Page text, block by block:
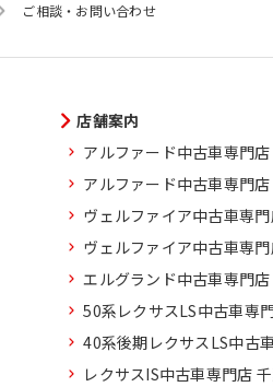
ご相談・お問い合わせ
店舗案内
アルファード中古車専門
アルファード中古車専門
ヴェルファイア中古車専
ヴェルファイア中古車専
エルグランド中古車専門
50系レクサスLS中古車専
40系後期レクサスLS中古
レクサスIS中古車専門店